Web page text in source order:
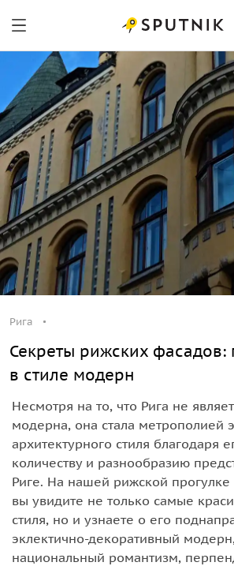
Рига
Секреты рижских фасадов:
в стиле модерн
Несмотря на то, что Рига не
модерна, она стала метрополией
архитектурного стиля благодаря
количеству и разнообразию
Риге. На нашей рижской
вы увидите не только самые
стиля, но и узнаете о его
эклектично-декоративный
национальный романтизм,